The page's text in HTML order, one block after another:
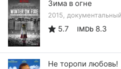
Зима в огне
2015, документальный
5.7 IMDb 8.3
Не торопи любовь!